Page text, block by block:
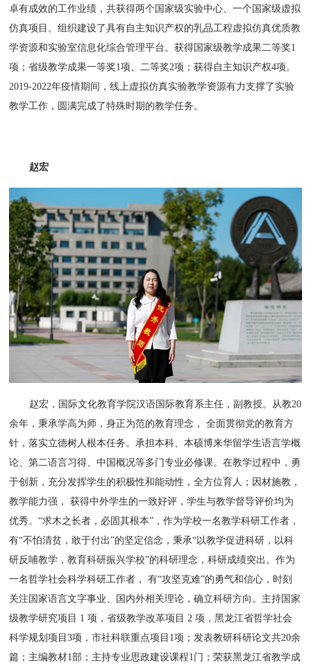
卓有成效的工作业绩，共获得两个国家级实验中心、一个国家级虚拟
仿真项目。组织建设了具有自主知识产权的乳品工程虚拟仿真优质教
学资源和实验室信息化综合管理平台。获得国家级教学成果二等奖1
项；省级教学成果一等奖1项、二等奖2项；获得自主知识产权4项。
2019-2022年疫情期间，线上虚拟仿真实验教学资源有力支撑了实验
教学工作，圆满完成了特殊时期的教学任务。
赵宏
赵宏，国际文化教育学院汉语国际教育系主任，副教授。从教20
余年，秉承学高为师，身正为范的教育理念， 全面贯彻党的教育方
针，落实立德树人根本任务。承担本科、本硕博来华留学生语言学概
论、第二语言习得、中国概况等多门专业必修课。在教学过程中，勇
于创新，充分发挥学生的积极性和能动性，全方位育人；因材施教，
教学能力强， 获得中外学生的一致好评，学生与教学督导评价均为
优秀。“求木之长者，必固其根本”，作为学校一名教学科研工作者，
有“不怕清贫，敢于付出”的坚定信念，秉承“以教学促进科研，以科
研反哺教学，教育科研振兴学校”的科研理念，科研成绩突出。作为
一名哲学社会科学科研工作者， 有“攻坚克难”的勇气和信心，时刻
关注国家语言文字事业、国内外相关理论，确立科研方向。主持国家
级教学研究项目 1 项，省级教学改革项目 2 项，黑龙江省哲学社会
科学规划项目3项，市社科联重点项目1项；发表教研科研论文共20余
篇；主编教材1部；主持专业思政建设课程1门；荣获黑龙江省教学成